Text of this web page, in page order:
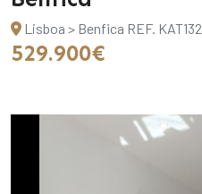
Lisboa > Benfica REF. KAT132
529.900€